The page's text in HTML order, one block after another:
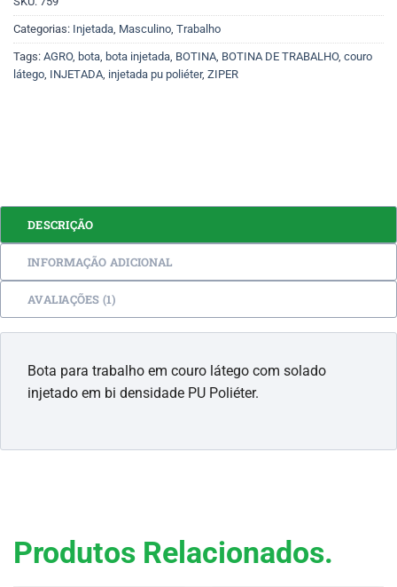
Categorias: Injetada Masculino Trabalho
Tags: AGRO, bota bota injetada BOTINA BOTINA DE TRABALHO, couro
látego INJETADA injetada pu poliéter, ZIPER
DESCRIÇÃO
INFORMAÇÃO ADICIONAL
AVALIAÇÕES (1)
Bota para trabalho em couro látego com solado
injetado em bi densidade PU Poliéter.
Produtos Relacionados.